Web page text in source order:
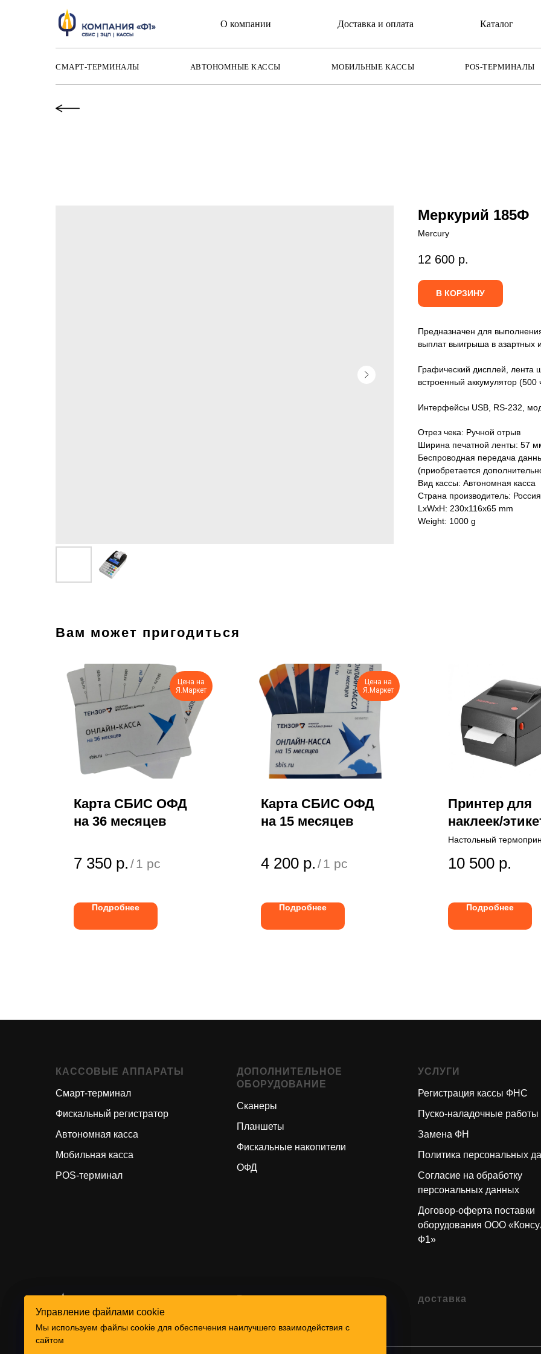
СМАРТ-ТЕРМИНАЛЫ АВТОНОМНЫЕ КАССЫ МОБИЛЬНЫЕ КАССЫ POS-ТЕРМИНАЛЫ
О компании Доставка и оплата Каталог
Управление файлами cookie
Мы используем файлы cookie для обеспечения наилучшего взаимодействия с
сайтом
Меркурий 185Ф
Mercury
12 600 р.
В КОРЗИНУ
Предназначен для
выплат выигрыша в азартных
Графический дисплей, лента
встроенный аккумулятор (500
Интерфейсы USB, RS-232,
Отрез чека: Ручной отрыв
Ширина печатной ленты: 57
Беспроводная передача
(приобретается
Вид кассы: Автономная касса
Страна производитель: Россия
LxWxH: 230x116x65 mm
Weight: 1000 g
Вам может пригодиться
Цена на
Я.Маркет
Карта СБИС ОФД
на 36 месяцев
7 350 р. /1 pc
Подробнее
Цена на
Я.Маркет
Карта СБИС ОФД
на 15 месяцев
4 200 р. /1 pc
Подробнее
Принтер для
наклеек/
Mertech DT80
Настольный
dpi и скоростью печати
мм/с
10 500 р.
Подробнее
КАССОВЫЕ АППАРАТЫ
Смарт-терминал
Фискальный регистратор
Автономная касса
Мобильная касса
POS-терминал
ДОПОЛНИТЕЛЬНОЕ
ОБОРУДОВАНИЕ
Сканеры
Планшеты
Фискальные накопители
ОФД
УСЛУГИ
Регистрация кассы ФНС
Пуско-наладочные работы
Замена ФН
Политика персональных
Согласие на обработку
персональных данных
Договор-оферта поставки
оборудования ООО «
Ф1»
Реквизиты доставка
Управление файлами cookie
Мы используем файлы cookie для обеспечения наилучшего взаимодействия с
сайтом